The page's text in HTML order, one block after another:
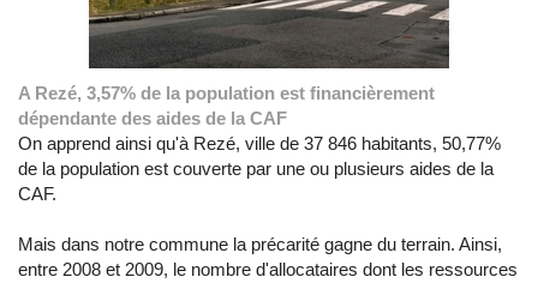
A Rezé, 3,57% de la population est financièrement
dépendante des aides de la CAF
On apprend ainsi qu'à Rezé, ville de 37 846 habitants, 50,77%
de la population est couverte par une ou plusieurs aides de la
CAF.
Mais dans notre commune la précarité gagne du terrain. Ainsi,
entre 2008 et 2009, le nombre d'allocataires dont les ressources